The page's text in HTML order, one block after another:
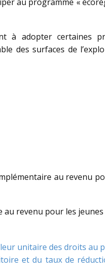
à adopter certaines
des surfaces de
au revenu
revenu pour les
unitaire des droits au
et du taux de